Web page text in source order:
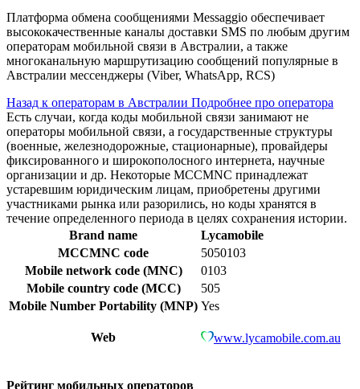
Платформа обмена сообщениями Messaggio обеспечивает
высококачественные каналы доставки SMS по любым другим
операторам мобильной связи в Австралии, а также
многоканальную маршрутизацию сообщений популярные в
Австралии мессенджеры (Viber, WhatsApp, RCS)
Назад к операторам в Австралии Подробнее про оператора
Есть случаи, когда коды мобильной связи занимают не
операторы мобильной связи, а государственные структуры
(военные, железнодорожные, стационарные), провайдеры
фиксированного и широкополосного интернета, научные
организации и др. Некоторые MCCMNC принадлежат
устаревшим юридическим лицам, приобретены другими
участниками рынка или разорились, но коды хранятся в
течение определенного периода в целях сохранения истории.
Brand name
Lycamobile
MCCMNC code
5050103
Mobile network code (MNC)
0103
Mobile country code (MCC)
505
Mobile Number Portability (MNP) Yes
Web www.lycamobile.com.au
Рейтинг мобильных операторов